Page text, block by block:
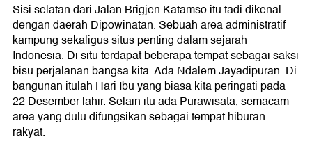
Sisi selatan dari Jalan Brigjen Katamso itu tadi dikenal
dengan daerah Dipowinatan. Sebuah area administratif
kampung sekaligus situs penting dalam sejarah
Indonesia. Di situ terdapat beberapa tempat sebagai saksi
bisu perjalanan bangsa kita. Ada Ndalem Jayadipuran. Di
bangunan itulah Hari Ibu yang biasa kita peringati pada
22 Desember lahir. Selain itu ada Purawisata, semacam
area yang dulu difungsikan sebagai tempat hiburan
rakyat.